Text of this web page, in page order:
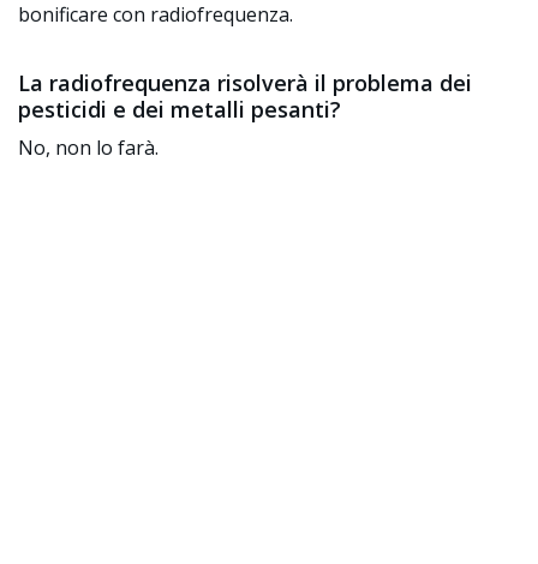
bonificare con radiofrequenza.
La radiofrequenza risolverà il problema dei
pesticidi e dei metalli pesanti?
No, non lo farà.